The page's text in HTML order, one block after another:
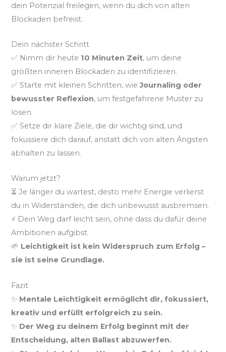
dein Potenzial freilegen, wenn du dich von alten
Blockaden befreist.
Dein nächster Schritt
✅ Nimm dir heute 10 Minuten Zeit, um deine
größten inneren Blockaden zu identifizieren.
✅ Starte mit kleinen Schritten, wieJournaling oder
bewusster Reflexion, um festgefahrene Muster zu
lösen.
✅ Setze dir klare Ziele, die dir wichtig sind, und
fokussiere dich darauf, anstatt dich von alten Ängsten
abhalten zu lassen.
Warum jetzt?
⏳ Je länger du wartest, desto mehr Energie verlierst
du in Widerständen, die dich unbewusst ausbremsen.
⚡ Dein Weg darf leicht sein, ohne dass du dafür deine
Ambitionen aufgibst.
🌱 Leichtigkeit ist kein Widerspruch zum Erfolg –
sie ist seine Grundlage.
Fazit
✨ Mentale Leichtigkeit ermöglicht dir, fokussiert,
kreativ und erfüllt erfolgreich zu sein.
✨ Der Weg zu deinem Erfolg beginnt mit der
Entscheidung, alten Ballast abzuwerfen.